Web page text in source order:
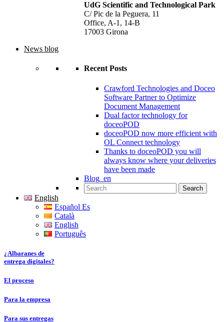
UdG Scientific and Technological Park
C/ Pic de la Peguera, 11
Office, A-1, 14-B
17003 Girona
News blog
Recent Posts
Crawford Technologies and Doceo
Software Partner to Optimize
Document Management
Dual factor technology for
doceoPOD
doceoPOD now more efficient with
OL Connect technology
Thanks to doceoPOD you will
always know where your deliveries
have been made
Blog_en
Search for:
English
Español Es
Català
English
Português
¿Albaranes de
entrega digitales?
El proceso
Para la empresa
Para sus entregas